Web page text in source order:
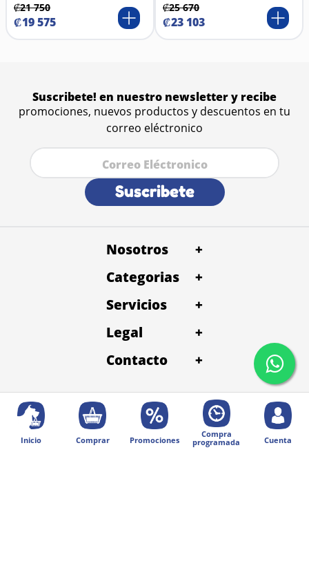
Inicio Comprar Promociones
Compra
programada
Cuenta
₡21 750
₡19575
₡25 670
₡23103
Suscribete! en nuestro newsletter y recibe
promociones, nuevos productos y descuentos en tu
correo eléctronico
Suscribete
Nosotros
+
Categorias
+
Servicios
+
Legal
+
Contacto
+